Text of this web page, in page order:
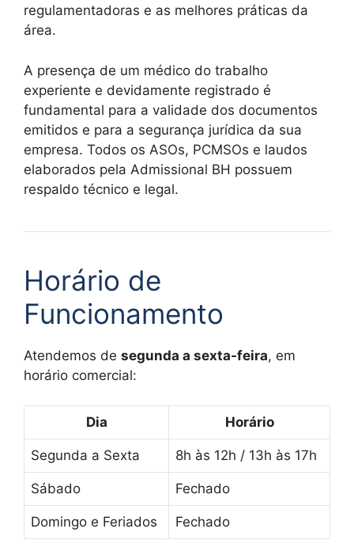
regulamentadoras e as melhores práticas da
área.
A presença de um médico do trabalho
experiente e devidamente registrado é
fundamental para a validade dos documentos
emitidos e para a segurança jurídica da sua
empresa. Todos os ASOs, PCMSOs e laudos
elaborados pela Admissional BH possuem
respaldo técnico e legal.
Horário de
Funcionamento
Atendemos de segunda a sexta-feira, em
horário comercial:
Dia Horário
Segunda a Sexta 8h às 12h / 13h às 17h
Sábado Fechado
Domingo e Feriados Fechado